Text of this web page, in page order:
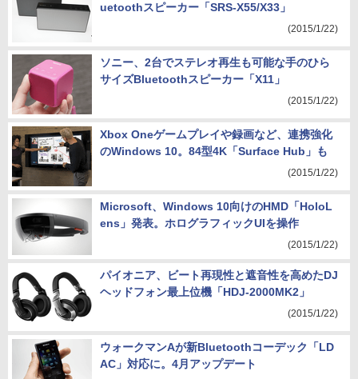
uetoothスピーカー「SRS-X55/X33」
(2015/1/22)
ソニー、2台でステレオ再生も可能な手のひら
サイズBluetoothスピーカー「X11」
(2015/1/22)
Xbox Oneゲームプレイや録画など、連携強化
のWindows 10。84型4K「Surface Hub」も
(2015/1/22)
Microsoft、Windows 10向けのHMD「HoloL
ens」発表。ホログラフィックUIを操作
(2015/1/22)
パイオニア、ビート再現性と遮音性を高めたDJ
ヘッドフォン最上位機「HDJ-2000MK2」
(2015/1/22)
ウォークマンAが新Bluetoothコーデック「LD
AC」対応に。4月アップデート